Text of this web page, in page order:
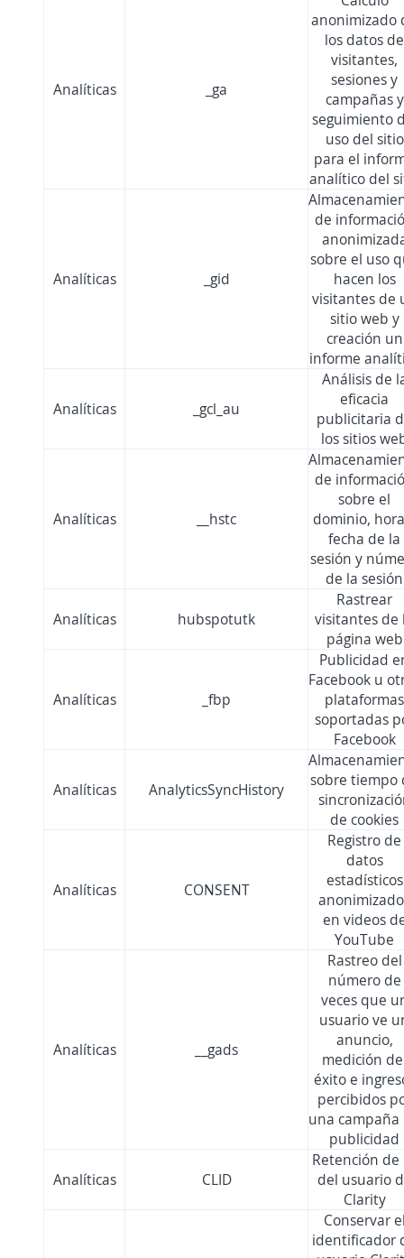
Analíticas _ga
anonimizado
los datos de
visitantes,
sesiones y
campañas y
seguimiento
uso del sitio
para el
analítico del
Analíticas _gid
de
sobre el uso
hacen los
visitantes de
sitio web y
creación un
informe
Analíticas _gcl_au
Análisis de
eficacia
publicitaria
los sitios
Analíticas __hstc
de
sobre el
dominio,
fecha de la
sesión y
de la sesión
Analíticas hubspotutk
Rastrear
visitantes de
página web
Analíticas _fbp
Publicidad
Facebook u
plataformas
soportadas
Facebook
Analíticas AnalyticsSyncHistory
sobre tiempo
de cookies
Analíticas CONSENT
Registro de
datos
estadísticos
en videos
YouTube
Analíticas __gads
Rastreo del
número de
veces que
usuario ve
anuncio,
medición
éxito e
percibidos
una campaña
publicidad
Analíticas CLID
Retención de
del usuario
Clarity
Conservar
identificador